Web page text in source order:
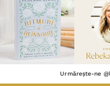
Urmărește-ne